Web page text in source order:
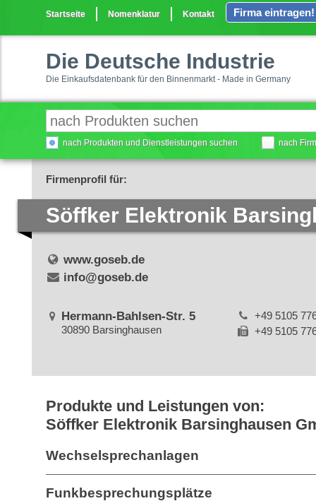
Startseite Nomenklatur Kontakt Firma eintragen!
Die Deutsche Industrie
Die Einkaufsdatenbank für den Binnenmarkt - Made in Germany
nach Produkten und Dienstleistungen suchen nach
Firmenprofil für:
Söffker Elektronik
www.goseb.de
info@goseb.de
Hermann-Bahlsen-Str. 5
30890 Barsinghausen
+49 5105
+49 5105
Produkte und Leistungen von:
Söffker Elektronik Barsinghausen
Wechselsprechanlagen
Funkbesprechungsplätze